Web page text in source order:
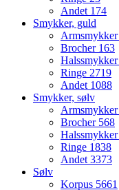
Andet 174
Smykker, guld
Armsmykker
Brocher 163
Halssmykker
Ringe 2719
Andet 1088
Smykker, sølv
Armsmykker
Brocher 568
Halssmykker
Ringe 1838
Andet3373
Sølv
Korpus 5661